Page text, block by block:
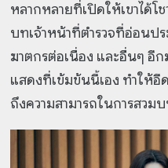
หลากหลายที่เปิดให้เขาได้โ
บทเจ้าหน้าที่ตำรวจที่อ่อนป
ฆาตกรต่อเนื่อง และอื่นๆ อี
แสดงที่เข้มข้นนี้เอง ทำให้อี
ถึงความสามารถในการสว